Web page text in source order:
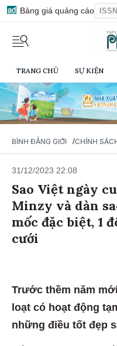
Bảng giá quảng cáo
TRANG CHỦ SỰ KIỆN
BÌNH ĐẲNG GIỚI /CHÍNH
31/12/2023 22:08
Sao Việt ngày
Minzy và dàn
mốc đặc biệt, 1
cưới
Trước thềm năm
loạt có hoạt động
những điều tốt đẹp